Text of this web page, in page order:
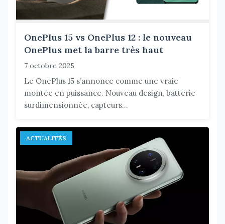
OnePlus 15 vs OnePlus 12 : le nouveau
OnePlus met la barre très haut
7 octobre 2025
Le OnePlus 15 s’annonce comme une vraie
montée en puissance. Nouveau design, batterie
surdimensionnée, capteurs...
ACTUALITÉS